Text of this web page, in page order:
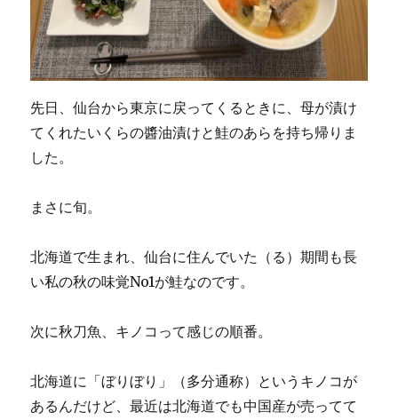
先日、仙台から東京に戻ってくるときに、母が漬け
てくれたいくらの醬油漬けと鮭のあらを持ち帰りま
した。
まさに旬。
北海道で生まれ、仙台に住んでいた（る）期間も長
い私の秋の味覚No1が鮭なのです。
次に秋刀魚、キノコって感じの順番。
北海道に「ぼりぼり」（多分通称）というキノコが
あるんだけど、最近は北海道でも中国産が売ってて